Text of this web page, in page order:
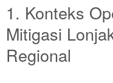
1. Konteks
Mitigasi
Regional